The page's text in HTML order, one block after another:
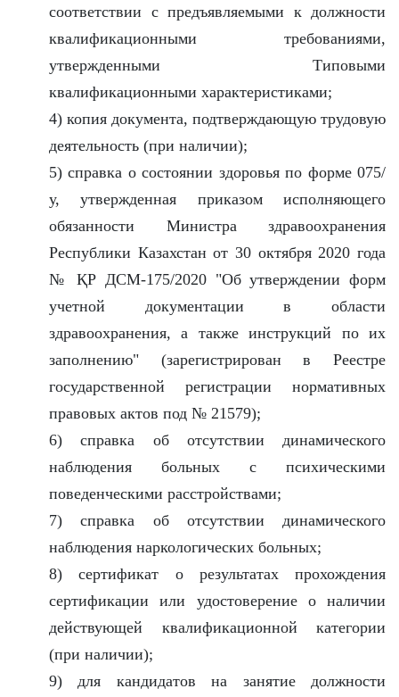
соответствии с предъявляемыми к должности
квалификационными требованиями,
утвержденными Типовыми
квалификационными характеристиками;
4) копия документа, подтверждающую трудовую
деятельность (при наличии);
5) справка о состоянии здоровья по форме 075/
у, утвержденная приказом исполняющего
обязанности Министра здравоохранения
Республики Казахстан от 30 октября 2020 года
№ ҚР ДСМ-175/2020 "Об утверждении форм
учетной документации в области
здравоохранения, а также инструкций по их
заполнению" (зарегистрирован в Реестре
государственной регистрации нормативных
правовых актов под № 21579);
6) справка об отсутствии динамического
наблюдения больных с психическими
поведенческими расстройствами;
7) справка об отсутствии динамического
наблюдения наркологических больных;
8) сертификат о результатах прохождения
сертификации или удостоверение о наличии
действующей квалификационной категории
(при наличии);
9) для кандидатов на занятие должности